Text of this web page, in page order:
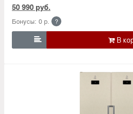
50 990 руб.
Бонусы: 0 р. ?
